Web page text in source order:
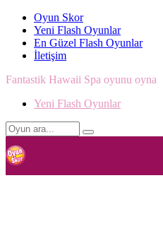
Oyun Skor
Yeni Flash Oyunlar
En Güzel Flash Oyunlar
İletişim
Fantastik Hawaii Spa oyunu oyna
Yeni Flash Oyunlar